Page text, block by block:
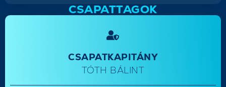
CSAPATTAGOK
CSAPATKAPITÁNY
TÓTH BÁLINT